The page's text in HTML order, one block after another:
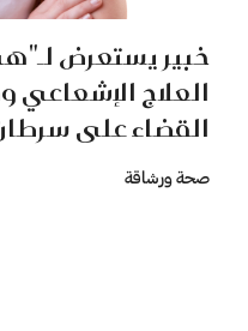
خبير يستعرض
العلاج الإشعاعي
القضاء على
صحة ورشاقة